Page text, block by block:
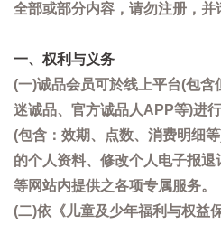
全部或部分内容，请勿注册，并
一、权利与义务
(一)诚品会员可於线上平台(包含
迷诚品、官方诚品人APP等)进
(包含：效期、点数、消费明细
的个人资料、修改个人电子报
等网站内提供之各项专属服务。
(二)依《儿童及少年福利与权益